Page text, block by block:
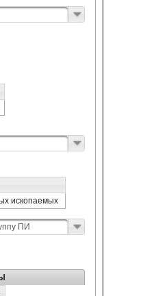
ископаемых
ПИ